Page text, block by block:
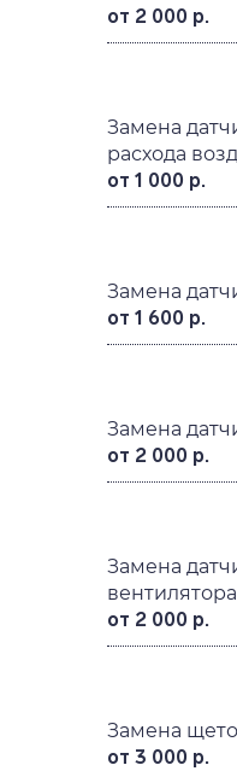
от 2 000 р.
Замена
расхода
от 1 000 р.
Замена
от 1 600 р.
Замена
от 2 000 р.
Замена
вентилятора
от 2 000 р.
Замена
от 3 000 р.